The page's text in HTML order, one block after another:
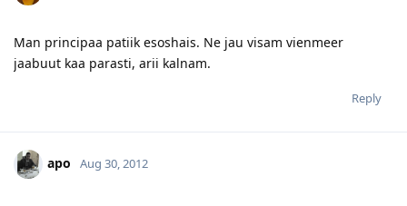
Man principaa patiik esoshais. Ne jau visam vienmeer
jaabuut kaa parasti, arii kalnam.
Reply
apo Aug 30, 2012